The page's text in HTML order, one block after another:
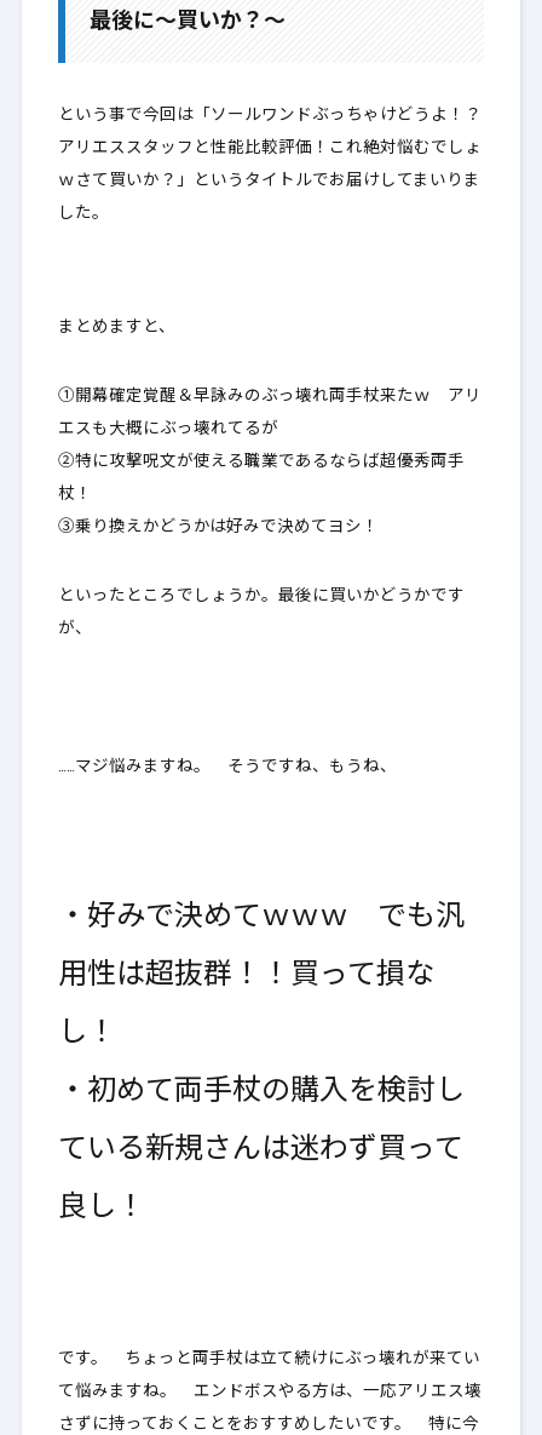
最後に～買いか？～
という事で今回は「ソールワンドぶっちゃけどうよ！？
アリエススタッフと性能比較評価！これ絶対悩むでしょ
ｗさて買いか？」というタイトルでお届けしてまいりま
した。
まとめますと、
①開幕確定覚醒＆早詠みのぶっ壊れ両手杖来たｗ アリ
エスも大概にぶっ壊れてるが
②特に攻撃呪文が使える職業であるならば超優秀両手
杖！
③乗り換えかどうかは好みで決めてヨシ！
といったところでしょうか。最後に買いかどうかです
が、
……マジ悩みますね。 そうですね、もうね、
・好みで決めてｗｗｗ でも汎
用性は超抜群！！買って損な
し！
・初めて両手杖の購入を検討し
ている新規さんは迷わず買って
良し！
です。 ちょっと両手杖は立て続けにぶっ壊れが来てい
て悩みますね。 エンドボスやる方は、一応アリエス壊
さずに持っておくことをおすすめしたいです。 特に今